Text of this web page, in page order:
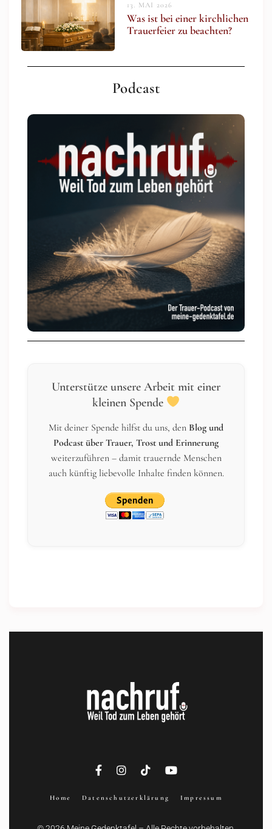
13. MAI 2026
Was ist bei einer kirchlichen
Trauerfeier zu beachten?
Podcast
Unterstütze unsere Arbeit mit einer
kleinen Spende
Mit deiner Spende hilfst du uns, den Blog und
Podcast über Trauer, Trost und Erinnerung
weiterzuführen – damit trauernde Menschen
auch künftig liebevolle Inhalte finden können.
Home Datenschutzerklärung Impressum